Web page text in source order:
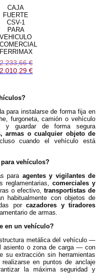
€.
€.
CAJA
FUERTE
CSV-1
PARA
VEHICULO
COMERCIAL
FERRIMAX
2.233,66€
El
precio
2.010,29 €
es:
2.010,29 €.
para instalarse de forma fija en
furgoneta, camión o vehículo
y guardar de forma segura
armas o cualquier objeto de
cuando el vehículo está
vehículos?
para agentes y vigilantes de
reglamentarias, comerciales y
o efectivo, transportistas de
habitualmente con objetos de
por cazadores y tiradores
de armas.
en un vehículo?
metálica del vehículo —
asiento o zona de carga — con
su extracción sin herramientas
en puntos de anclaje
la máxima seguridad y